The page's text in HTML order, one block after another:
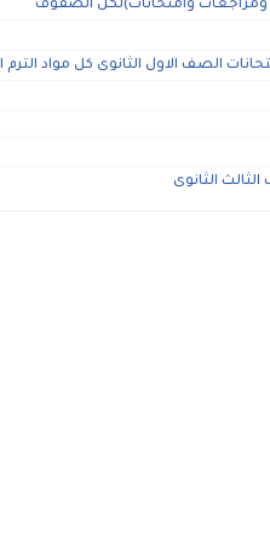
ومراجعات وامتحانات)لكل الصفوف
الصف الاول الثانوى كل مواد الترم
الثانوى